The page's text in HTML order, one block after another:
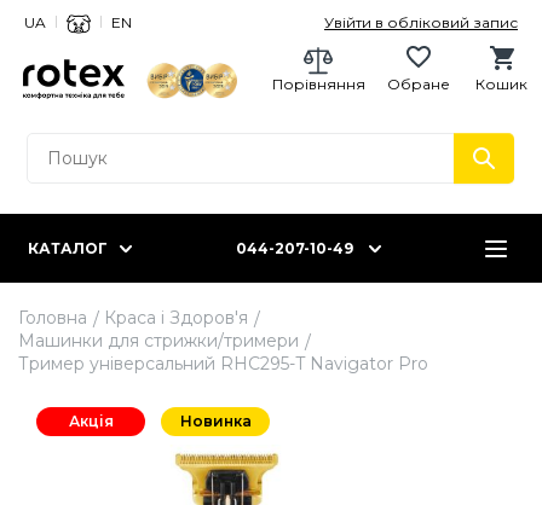
UA EN Увійти в обліковий запис
Кошик
Обране
Порівняння
КАТАЛОГ 044-207-10-49
Головна
Краса і Здоров'я
Машинки для стрижки/тримери
Тример універсальний RHC295-T Navigator Pro
Акція Новинка